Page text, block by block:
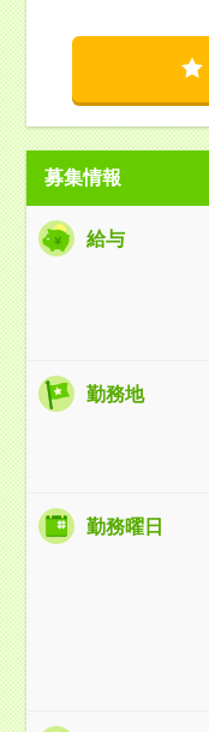
募集情報
給与
勤務地
勤務曜日